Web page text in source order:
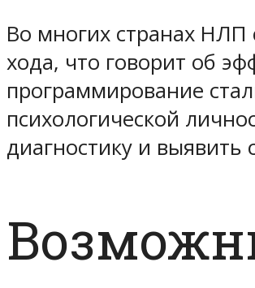
Во многих странах НЛП
хода, что говорит об
программирование
психологической
диагностику и